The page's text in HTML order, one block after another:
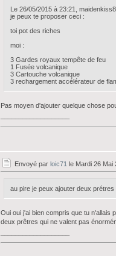
Le 26/05/2015 à 23:21,
je peux te proposer ceci :
toi pot des riches
moi :
3 Gardes royaux tempête de feu
1 Fusée volcanique
3 Cartouche volcanique
3 rechargement accélérateur de
Pas moyen d'ajouter quelque chose
Envoyé par loic71 le Mardi 26 Mai
au pire je peux ajouter deux
Oui oui j'ai bien compris que tu n'allais
deux prêtres qui ne valent pas